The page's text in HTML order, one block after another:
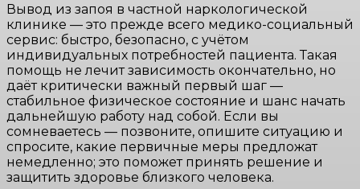
Вывод из запоя в частной наркологической
клинике — это прежде всего медико-социальный
сервис: быстро, безопасно, с учётом
индивидуальных потребностей пациента. Такая
помощь не лечит зависимость окончательно, но
даёт критически важный первый шаг —
стабильное физическое состояние и шанс начать
дальнейшую работу над собой. Если вы
сомневаетесь — позвоните, опишите ситуацию и
спросите, какие первичные меры предложат
немедленно; это поможет принять решение и
защитить здоровье близкого человека.